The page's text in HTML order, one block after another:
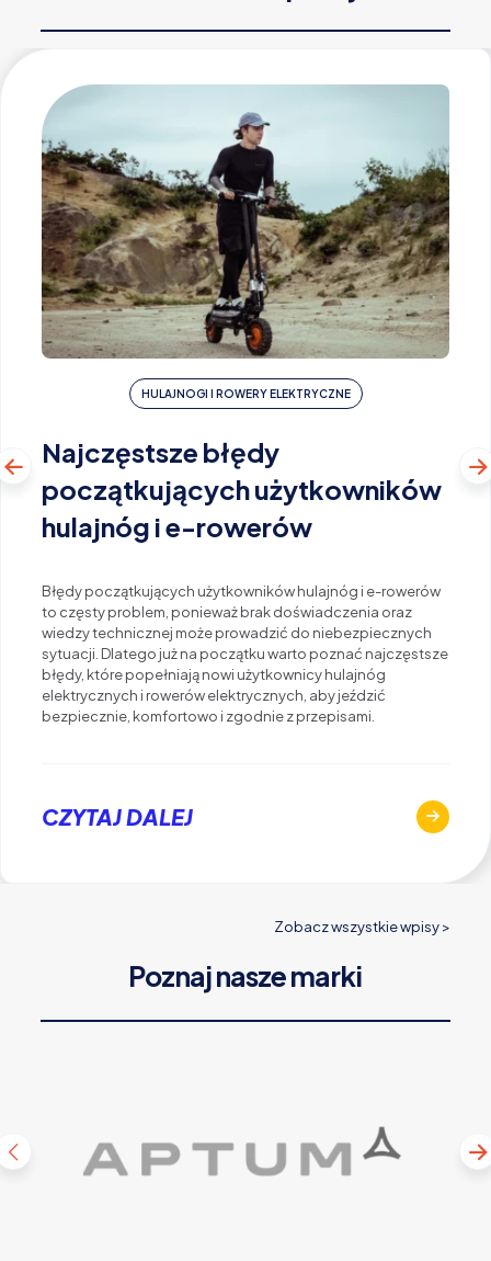
HULAJNOGI I ROWERY ELEKTRYCZNE
Najczęstsze błędy
początkujących użytkowników
hulajnóg i e-rowerów
Błędy początkujących użytkowników hulajnóg i e-rowerów
to częsty problem, ponieważ brak doświadczenia oraz
wiedzy technicznej może prowadzić do niebezpiecznych
sytuacji. Dlatego już na początku warto poznać najczęstsze
błędy, które popełniają nowi użytkownicy hulajnóg
elektrycznych i rowerów elektrycznych, aby jeździć
bezpiecznie, komfortowo i zgodnie z przepisami.
CZYTAJ DALEJ
Zobacz wszystkie wpisy >
Poznaj nasze marki